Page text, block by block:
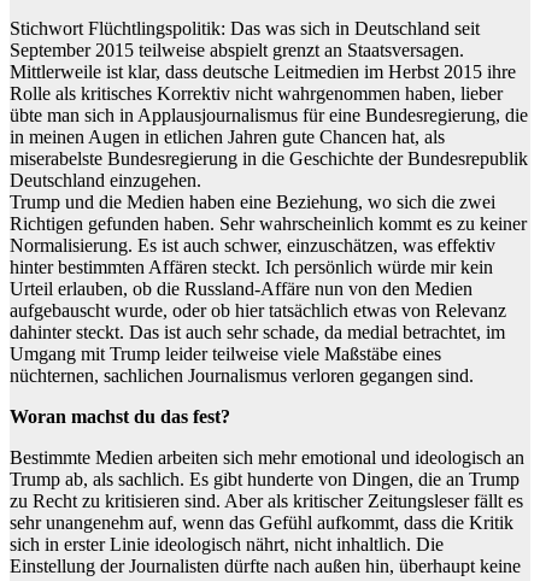
Stichwort Flüchtlingspolitik: Das was sich in Deutschland seit
September 2015 teilweise abspielt grenzt an Staatsversagen.
Mittlerweile ist klar, dass deutsche Leitmedien im Herbst 2015 ihre
Rolle als kritisches Korrektiv nicht wahrgenommen haben, lieber
übte man sich in Applausjournalismus für eine Bundesregierung, die
in meinen Augen in etlichen Jahren gute Chancen hat, als
miserabelste Bundesregierung in die Geschichte der Bundesrepublik
Deutschland einzugehen.
Trump und die Medien haben eine Beziehung, wo sich die zwei
Richtigen gefunden haben. Sehr wahrscheinlich kommt es zu keiner
Normalisierung. Es ist auch schwer, einzuschätzen, was effektiv
hinter bestimmten Affären steckt. Ich persönlich würde mir kein
Urteil erlauben, ob die Russland-Affäre nun von den Medien
aufgebauscht wurde, oder ob hier tatsächlich etwas von Relevanz
dahinter steckt. Das ist auch sehr schade, da medial betrachtet, im
Umgang mit Trump leider teilweise viele Maßstäbe eines
nüchternen, sachlichen Journalismus verloren gegangen sind.
Woran machst du das fest?
Bestimmte Medien arbeiten sich mehr emotional und ideologisch an
Trump ab, als sachlich. Es gibt hunderte von Dingen, die an Trump
zu Recht zu kritisieren sind. Aber als kritischer Zeitungsleser fällt es
sehr unangenehm auf, wenn das Gefühl aufkommt, dass die Kritik
sich in erster Linie ideologisch nährt, nicht inhaltlich. Die
Einstellung der Journalisten dürfte nach außen hin, überhaupt keine